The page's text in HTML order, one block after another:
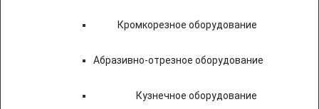
Кромкорезное оборудование
Абразивно-отрезное оборудование
Кузнечное оборудование